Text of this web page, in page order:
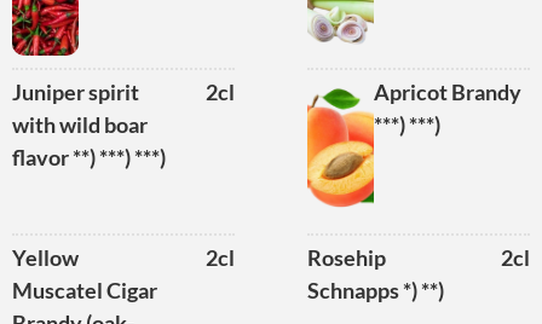
Juniper spirit
with wild boar
flavor **) ***) ***)
2cl
Apricot Brandy
***) ***)
Yellow
Muscatel Cigar
2cl
Rosehip
Schnapps *) **)
2cl